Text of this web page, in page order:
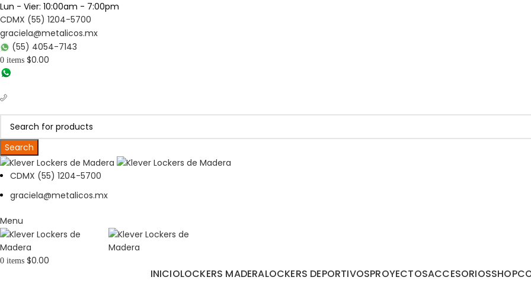
Lun - Vier: 10:00am - 7:00pm
CDMX (55) 1204-5700
graciela@metalicos.mx
(55) 4054-7143
0 items $0.00
Search
CDMX (55) 1204-5700
graciela@metalicos.mx
Menu
0 items $0.00
INICIOLOCKERS MADERALOCKERS DEPORTIVOSPROYECTOSACCESORIOSSHOP